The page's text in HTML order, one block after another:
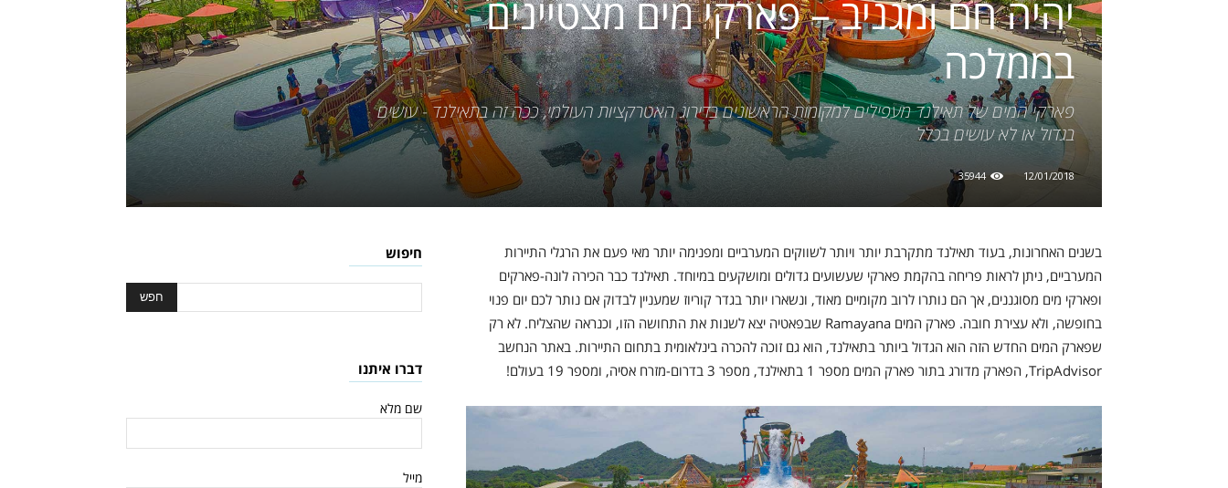
יהיה חם ומגניב – פארקי מים מצטיינים
בממלכה
פארקי המים של תאילנד מעפילים למקומות הראשונים בדירוג האטרקציות העולמי, ככה זה בתאילנד - עושים
בגדול או לא עושים בכלל
12/01/2018
35944
בשנים האחרונות, בעוד תאילנד מתקרבת יותר ויותר לשווקים המערביים ומפנימה יותר מאי פעם את הרגלי התיירות
המערביים, ניתן לראות פריחה בהקמת פארקי שעשועים גדולים ומושקעים במיוחד. תאילנד כבר הכירה לונה-פארקים
ופארקי מים מסוגננים, אך הם נותרו לרוב מקומיים מאוד, ונשארו יותר בגדר קוריוז שמעניין לבדוק אם נותר לכם יום פנוי
בחופשה, ולא עצירת חובה. פארק המים Ramayana שבפאטיה יצא לשנות את התחושה הזו, וכנראה שהצליח. לא רק
שפארק המים החדש הזה הוא הגדול ביותר בתאילנד, הוא גם זוכה להכרה בינלאומית בתחום התיירות. באתר הנחשב
TripAdvisor, הפארק מדורג בתור פארק המים מספר 1 בתאילנד, מספר 3 בדרום-מזרח אסיה, ומספר 19 בעולם!
חיפוש
דברו איתנו
שם מלא
מייל